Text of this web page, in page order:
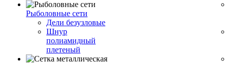
Рыболовные сети
Дели безузловые
Шнур
полиамидный
плетеный